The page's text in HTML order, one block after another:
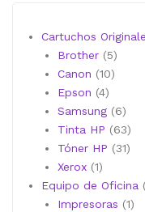
Cartuchos
Brother 55
Canon 1010
Epson 44
Samsung 66
Tinta HP 6363
Tóner HP 3131
Xerox 11
Equipo de Oficina
Impresoras 11